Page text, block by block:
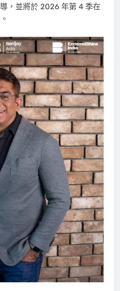
，並將於 2026 年第 4 季在